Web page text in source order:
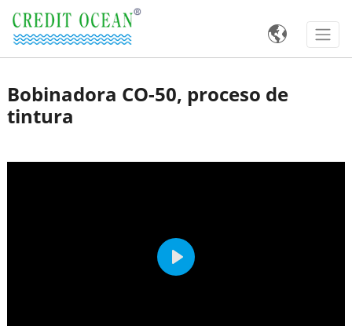

Bobinadora CO-50, proceso de
tintura
Play